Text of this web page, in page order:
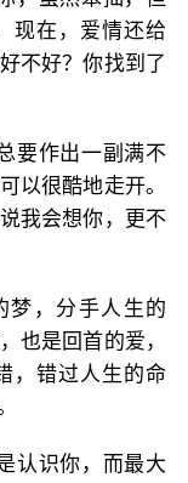
现在，爱情还给
不好？你找到了
要作出一副满不
以很酷地走开。
我会想你，更不
梦，分手人生的
也是回首的爱，
，错过人生的命
认识你，而最大